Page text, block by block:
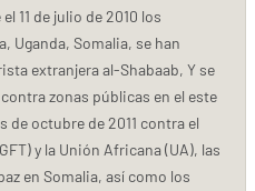
11 de julio de 2010 los
Uganda, Somalia, se han
extranjera al-Shabaab, Y se
zonas públicas en el este
octubre de 2011 contra el
y la Unión Africana (UA), las
en Somalia, así como los